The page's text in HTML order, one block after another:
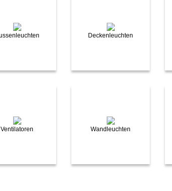
Deckenleuchten
Ventilatoren Wandleuchten